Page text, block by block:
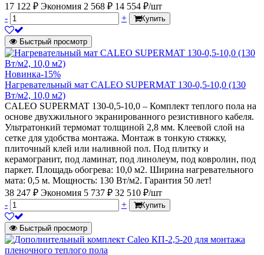
17 122 ₽ Экономия 2 568 ₽ 14 554 ₽/шт
-
+ Купить
Быстрый просмотр
Новинка-15%
Нагревательный мат CALEO SUPERMAT 130-0,5-10,0 (130
Вт/м2, 10,0 м2)
CALEO SUPERMAT 130-0,5-10,0 – Комплект теплого пола на
основе двухжильного экранированного резистивного кабеля.
Ультратонкий термомат толщиной 2,8 мм. Клеевой слой на
сетке для удобства монтажа. Монтаж в тонкую стяжку,
плиточный клей или наливной пол. Под плитку и
керамогранит, под ламинат, под линолеум, под ковролин, под
паркет. Площадь обогрева: 10,0 м2. Ширина нагревательного
мата: 0,5 м. Мощность: 130 Вт/м2. Гарантия 50 лет!
38 247 ₽ Экономия 5 737 ₽ 32 510 ₽/шт
-
+ Купить
Быстрый просмотр